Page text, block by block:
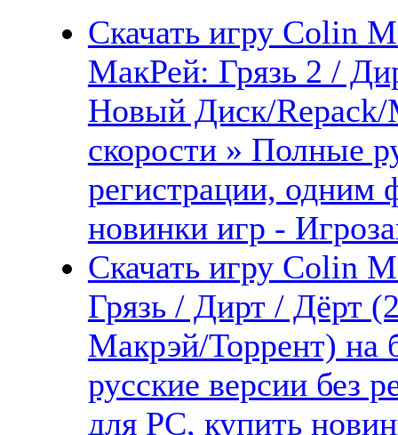
Скачать игру Colin
МакРей: Грязь 2 /
Новый Диск/Repack/
скорости » Полные
регистрации, одним
новинки игр -
Скачать игру Colin
Грязь / Дирт / Дёрт
Макрэй/Торрент) на
русские версии без
для PC, купить